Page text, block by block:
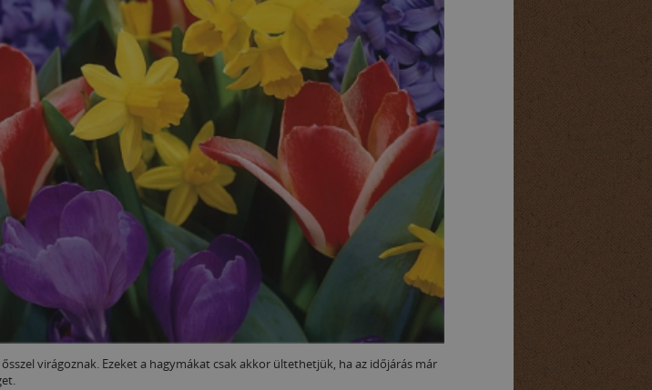
virágoznak. Ezeket a hagymákat csak akkor ültethetjük, ha az időjárás már